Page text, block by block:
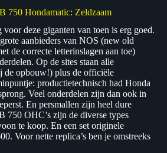
750 Hondamatic: Zeldzaam
deze giganten van toen is erg goed.
aanbieders van NOS (new old
de correcte letterinslagen aan toe)
Op de sites staan alle
de opbouw!) plus de officiële
productietechnisch had Honda
Veel onderdelen zijn dan ook in
En persmallen zijn heel dure
750 OHC’s zijn de diverse types
te koop. En een set originele
Voor nette replica’s ben je omstreeks